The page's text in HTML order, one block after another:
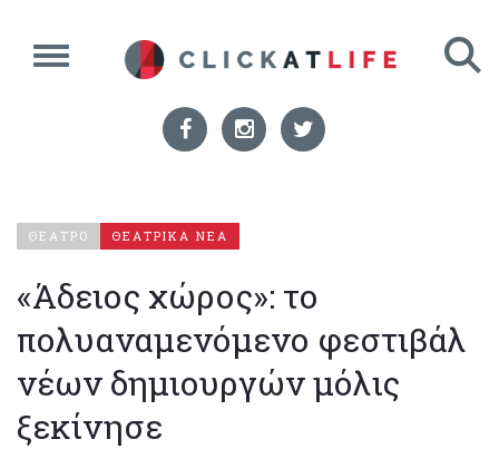
ΘΕΑΤΡΟ ΘΕΑΤΡΙΚΑ ΝΕΑ
«Άδειος χώρος»: το
πολυαναμενόμενο φεστιβάλ
νέων δημιουργών μόλις
ξεκίνησε